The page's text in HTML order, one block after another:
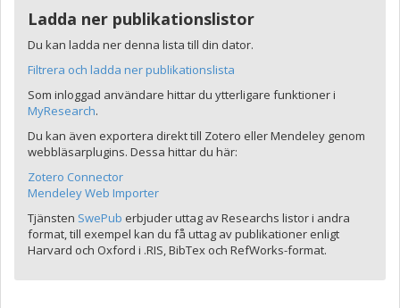
Ladda ner publikationslistor
Du kan ladda ner denna lista till din dator.
Filtrera och ladda ner publikationslista
Som inloggad användare hittar du ytterligare funktioner i
MyResearch.
Du kan även exportera direkt till Zotero eller Mendeley genom
webbläsarplugins. Dessa hittar du här:
Zotero Connector
Mendeley Web Importer
Tjänsten SwePub erbjuder uttag av Researchs listor i andra
format, till exempel kan du få uttag av publikationer enligt
Harvard och Oxford i .RIS, BibTex och RefWorks-format.